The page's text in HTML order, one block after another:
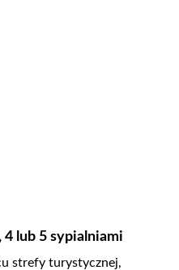
4 lub 5 sypialniami
strefy turystycznej,